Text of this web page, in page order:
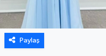
Paylaş